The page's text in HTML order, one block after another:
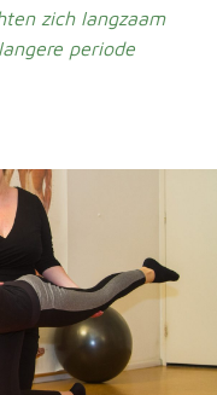
zich langzaam
periode